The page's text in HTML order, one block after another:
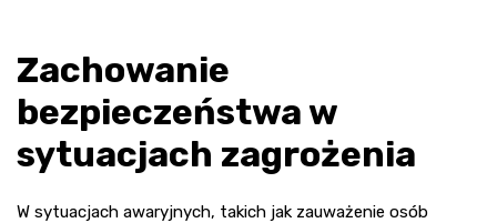
Zachowanie
bezpieczeństwa w
sytuacjach zagrożenia
W sytuacjach awaryjnych, takich jak zauważenie osób